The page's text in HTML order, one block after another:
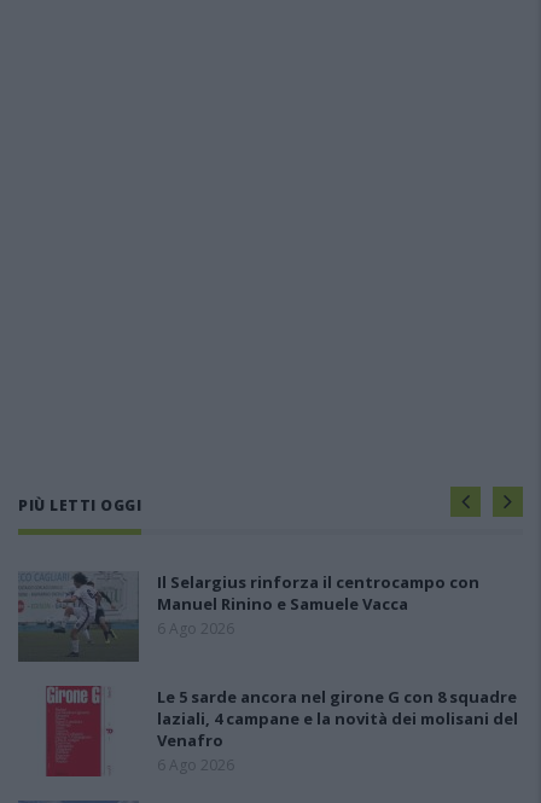
PIÙ LETTI OGGI
Il Selargius rinforza il centrocampo con
Manuel Rinino e Samuele Vacca
6 Ago 2026
Le 5 sarde ancora nel girone G con 8 squadre
laziali, 4 campane e la novità dei molisani del
Venafro
6 Ago 2026